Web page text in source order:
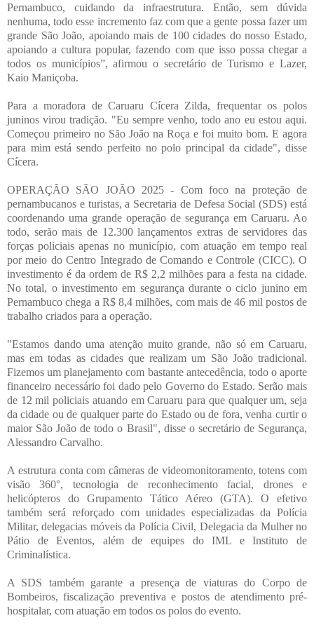
Pernambuco, cuidando da infraestrutura. Então, sem dúvida
nenhuma, todo esse incremento faz com que a gente possa fazer um
grande São João, apoiando mais de 100 cidades do nosso Estado,
apoiando a cultura popular, fazendo com que isso possa chegar a
todos os municípios”, afirmou o secretário de Turismo e Lazer,
Kaio Maniçoba.
Para a moradora de Caruaru Cícera Zilda, frequentar os polos
juninos virou tradição. "Eu sempre venho, todo ano eu estou aqui.
Começou primeiro no São João na Roça e foi muito bom. E agora
para mim está sendo perfeito no polo principal da cidade", disse
Cícera.
OPERAÇÃO SÃO JOÃO 2025 - Com foco na proteção de
pernambucanos e turistas, a Secretaria de Defesa Social (SDS) está
coordenando uma grande operação de segurança em Caruaru. Ao
todo, serão mais de 12.300 lançamentos extras de servidores das
forças policiais apenas no município, com atuação em tempo real
por meio do Centro Integrado de Comando e Controle (CICC). O
investimento é da ordem de R$ 2,2 milhões para a festa na cidade.
No total, o investimento em segurança durante o ciclo junino em
Pernambuco chega a R$ 8,4 milhões, com mais de 46 mil postos de
trabalho criados para a operação.
"Estamos dando uma atenção muito grande, não só em Caruaru,
mas em todas as cidades que realizam um São João tradicional.
Fizemos um planejamento com bastante antecedência, todo o aporte
financeiro necessário foi dado pelo Governo do Estado. Serão mais
de 12 mil policiais atuando em Caruaru para que qualquer um, seja
da cidade ou de qualquer parte do Estado ou de fora, venha curtir o
maior São João de todo o Brasil", disse o secretário de Segurança,
Alessandro Carvalho.
A estrutura conta com câmeras de videomonitoramento, totens com
visão 360°, tecnologia de reconhecimento facial, drones e
helicópteros do Grupamento Tático Aéreo (GTA). O efetivo
também será reforçado com unidades especializadas da Polícia
Militar, delegacias móveis da Polícia Civil, Delegacia da Mulher no
Pátio de Eventos, além de equipes do IML e Instituto de
Criminalística.
A SDS também garante a presença de viaturas do Corpo de
Bombeiros, fiscalização preventiva e postos de atendimento pré-
hospitalar, com atuação em todos os polos do evento.